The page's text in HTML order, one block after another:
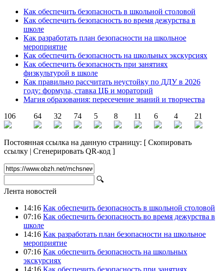
Как обеспечить безопасность в школьной столовой
Как обеспечить безопасность во время дежурства в
школе
Как разработать план безопасности на школьное
мероприятие
Как обеспечить безопасность на школьных экскурсиях
Как обеспечить безопасность при занятиях
физкультурой в школе
Как правильно рассчитать неустойку по ДДУ в 2026
году: формула, ставка ЦБ и мораторий
Магия образования: пересечение знаний и творчества
106
64 32 74 5 8 11 6 4 21
Постоянная ссылка на данную страницу: [ Скопировать
ссылку | Сгенерировать QR-код ]
🔍
Лента новостей
14:16 Как обеспечить безопасность в школьной столовой
07:16 Как обеспечить безопасность во время дежурства в
школе
14:16 Как разработать план безопасности на школьное
мероприятие
07:16 Как обеспечить безопасность на школьных
экскурсиях
14:16 Как обеспечить безопасность при занятиях